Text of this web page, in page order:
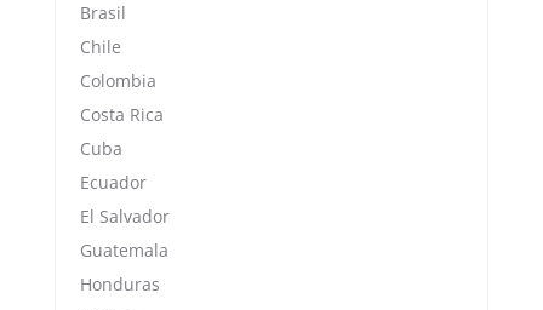
Brasil
Chile
Colombia
Costa Rica
Cuba
Ecuador
El Salvador
Guatemala
Honduras